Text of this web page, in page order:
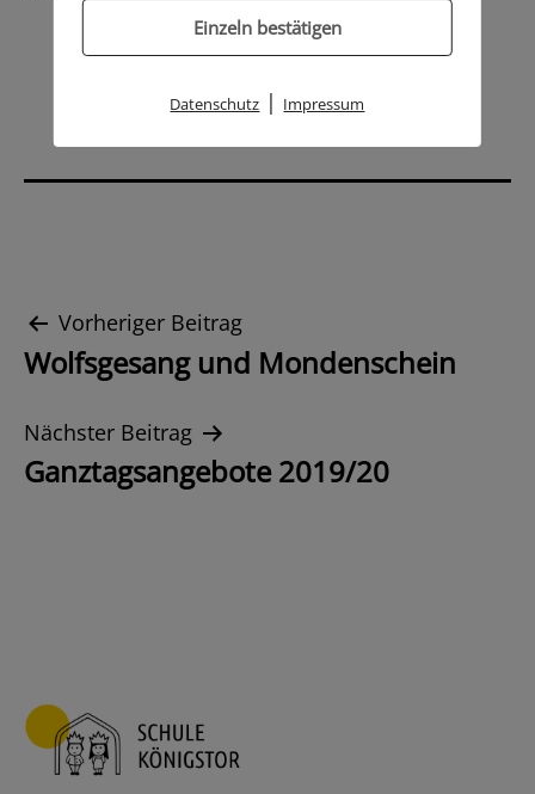
Beitrags-
Navigation
Vorheriger Beitrag
Wolfsgesang und Mondenschein
Nächster Beitrag
Ganztagsangebote 2019/20
Einzeln bestätigen
Datenschutz | Impressum